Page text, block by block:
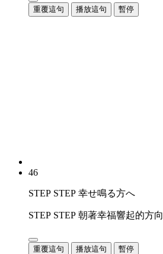
重覆這句 播放這句 暫停
46
STEP STEP 幸せ鳴る方へ
STEP STEP 朝著幸福響起的方向
重覆這句 播放這句 暫停